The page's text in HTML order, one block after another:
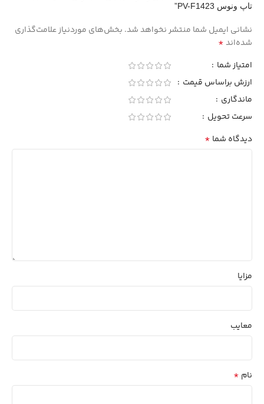
تاپ ونوس PV-F1423”
نشانی ایمیل شما منتشر نخواهد شد. بخش‌های موردنیاز علامت‌گذاری
شده‌اند*
امتیاز شما
ارزش براساس قیمت
ماندگاری
سرعت تحویل
دیدگاه شما *
مزایا
معایب
نام *